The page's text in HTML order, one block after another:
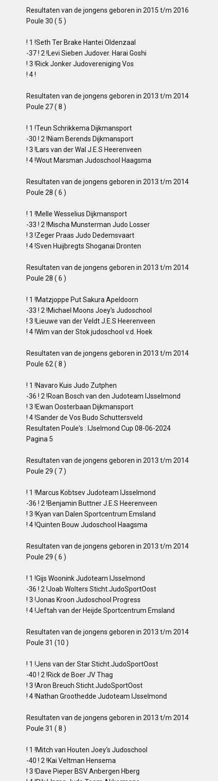
Resultaten van de jongens geboren in 2015 t/m 2016
Poule 30 ( 5 )
! 1 !Seth Ter Brake Hantei Oldenzaal
-37 ! 2 !Levi Sieben Judover. Harai Goshi
! 3 !Rick Jonker Judovereniging Vos
! 4 !
Resultaten van de jongens geboren in 2013 t/m 2014
Poule 27 ( 8 )
! 1 !Teun Schrikkema Dijkmansport
-30 ! 2 !Niam Berends Dijkmansport
! 3 !Lars van der Wal J.E.S Heerenveen
! 4 !Wout Marsman Judoschool Haagsma
Resultaten van de jongens geboren in 2013 t/m 2014
Poule 28 ( 6 )
! 1 !Melle Wesselius Dijkmansport
-33 ! 2 !Mischa Munsterman Judo Losser
! 3 !Zeger Praas Judo Dedemsvaart
! 4 !Sven Huijbregts Shoganai Dronten
Resultaten van de jongens geboren in 2013 t/m 2014
Poule 28 ( 6 )
! 1 !Matzjoppe Put Sakura Apeldoorn
-33 ! 2 !Michael Moons Joey's Judoschool
! 3 !Lieuwe van der Veldt J.E.S Heerenveen
! 4 !Wim van der Stok judoschool v.d. Hoek
Resultaten van de jongens geboren in 2013 t/m 2014
Poule 62 ( 8 )
! 1 !Navaro Kuis Judo Zutphen
-36 ! 2 !Roan Bosch van den Judoteam IJsselmond
! 3 !Ewan Oosterbaan Dijkmansport
! 4 !Sander de Vos Budo Schuttersveld
Resultaten Poule's : IJselmond Cup 08-06-2024
Pagina 5
Resultaten van de jongens geboren in 2013 t/m 2014
Poule 29 ( 7 )
! 1 !Marcus Kobtsev Judoteam IJsselmond
-36 ! 2 !Benjamin Buttner J.E.S Heerenveen
! 3 !Kyan van Dalen Sportcentrum Emsland
! 4 !Quinten Bouw Judoschool Haagsma
Resultaten van de jongens geboren in 2013 t/m 2014
Poule 29 ( 6 )
! 1 !Gijs Woonink Judoteam IJsselmond
-36 ! 2 !Joab Wolters Sticht.JudoSportOost
! 3 !Jonas Kroon Judoschool Progress
! 4 !Jeftah van der Heijde Sportcentrum Emsland
Resultaten van de jongens geboren in 2013 t/m 2014
Poule 31 (10 )
! 1 !Jens van der Star Sticht.JudoSportOost
-40 ! 2 !Rick de Boer JV Thag
! 3 !Aron Breuch Sticht.JudoSportOost
! 4 !Nathan Groothedde Judoteam IJsselmond
Resultaten van de jongens geboren in 2013 t/m 2014
Poule 31 ( 8 )
! 1 !Mitch van Houten Joey's Judoschool
-40 ! 2 !Kai Veltman Hensema
! 3 !Dave Pieper BSV Anbergen Hberg